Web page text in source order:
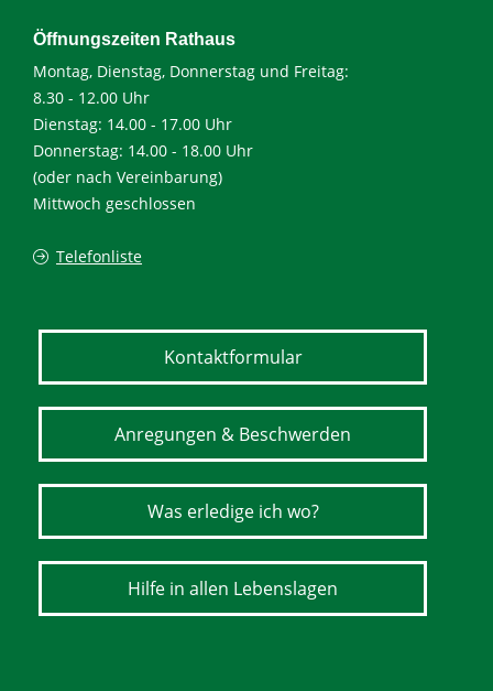
Öffnungszeiten Rathaus
Montag, Dienstag, Donnerstag und Freitag:
8.30 - 12.00 Uhr
Dienstag: 14.00 - 17.00 Uhr
Donnerstag: 14.00 - 18.00 Uhr
(oder nach Vereinbarung)
Mittwoch geschlossen
Telefonliste
Kontaktformular
Anregungen & Beschwerden
Was erledige ich wo?
Hilfe in allen Lebenslagen